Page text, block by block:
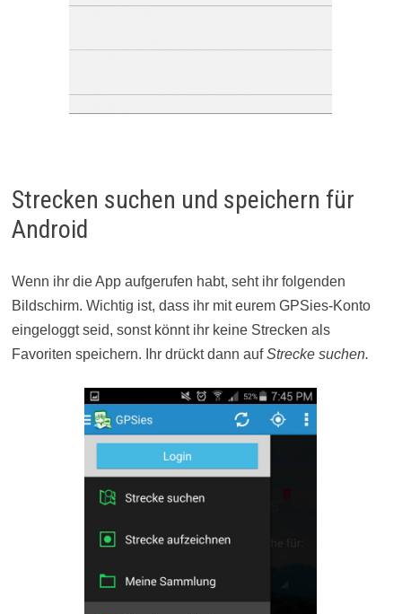
Strecken suchen und speichern für
Android
Wenn ihr die App aufgerufen habt, seht ihr folgenden
Bildschirm. Wichtig ist, dass ihr mit eurem GPSies-Konto
eingeloggt seid, sonst könnt ihr keine Strecken als
Favoriten speichern. Ihr drückt dann aufStrecke suchen.